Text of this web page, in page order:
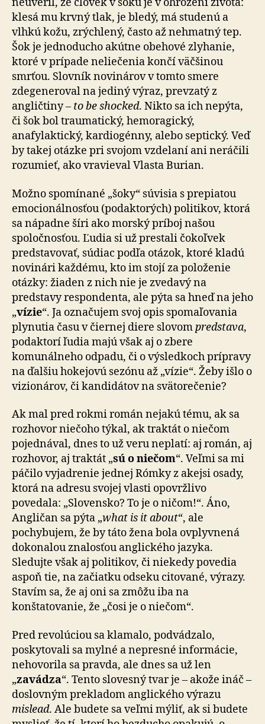
klesá mu krvný tlak, je bledý, má studenú a
vlhkú kožu, zrýchlený, často až nehmatný tep.
Šok je jednoducho akútne obehové zlyhanie,
ktoré v prípade neliečenia končí väčšinou
smrťou. Slovník novinárov v tomto smere
zdegeneroval na jediný výraz, prevzatý z
angličtiny – to be shocked. Nikto sa ich nepýta,
či šok bol traumatický, hemoragický,
anafylaktický, kardiogénny, alebo septický. Veď
by takej otázke pri svojom vzdelaní ani neráčili
rozumieť, ako vravieval Vlasta Burian.
Možno spomínané „šoky“ súvisia s prepiatou
emocionálnosťou (podaktorých) politikov, ktorá
sa nápadne šíri ako morský príboj našou
spoločnosťou. Ľudia si už prestali čokoľvek
predstavovať, súdiac podľa otázok, ktoré kladú
novinári každému, kto im stojí za položenie
otázky: žiaden z nich nie je zvedavý na
predstavy respondenta, ale pýta sa hneď na jeho
„vízie“. Ja označujem svoj opis spomaľovania
plynutia času v čiernej diere slovompredstava,
podaktorí ľudia majú však aj o zbere
komunálneho odpadu, či o výsledkoch prípravy
na ďalšiu hokejovú sezónu až „vízie“. Žeby išlo o
vizionárov, či kandidátov na svätorečenie?
Ak mal pred rokmi román nejakú tému, ak sa
rozhovor niečoho týkal, ak traktát o niečom
pojednával, dnes to už veru neplatí: aj román, aj
rozhovor, aj traktát „sú o niečom“. Veľmi sa mi
páčilo vyjadrenie jednej Rómky z akejsi osady,
ktorá na adresu svojej vlasti opovržlivo
povedala: „Slovensko? To je o ničom!“. Áno,
Angličan sa pýta „what is it about“, ale
pochybujem, že by táto žena bola ovplyvnená
dokonalou znalosťou anglického jazyka.
Sledujte však aj politikov, či niekedy povedia
aspoň tie, na začiatku odseku citované, výrazy.
Stavím sa, že aj oni sa zmôžu iba na
konštatovanie, že „čosi je o niečom“.
Pred revolúciou sa klamalo, podvádzalo,
poskytovali sa mylné a nepresné informácie,
nehovorila sa pravda, ale dnes sa už len
„zavádza“. Tento slovesný tvar je – akože ináč –
doslovným prekladom anglického výrazu
mislead. Ale budete sa veľmi mýliť, ak si budete